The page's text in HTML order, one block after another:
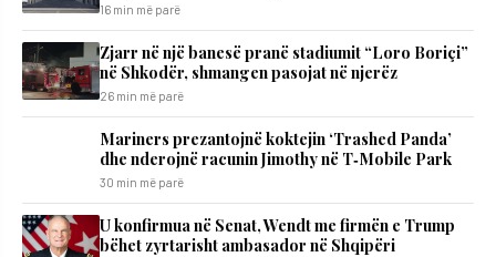
16 min më parë
Zjarr në një banesë pranë stadiumit “Loro Boriçi”
në Shkodër, shmangen pasojat në njerëz
26 min më parë
Mariners prezantojnë koktejin ‘Trashed Panda’
dhe nderojnë racunin Jimothy në T‑Mobile Park
30 min më parë
U konfirmua në Senat, Wendt me firmën e Trump
bëhet zyrtarisht ambasador në Shqipëri